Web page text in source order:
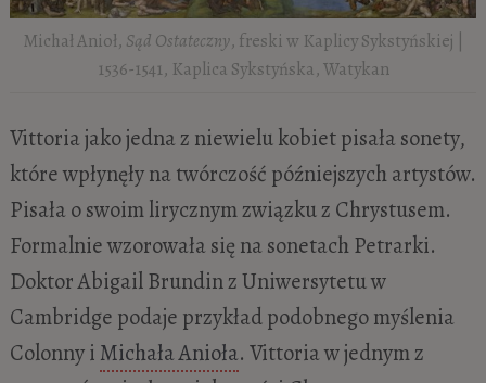
Michał Anioł, Sąd Ostateczny, freski w Kaplicy Sykstyńskiej |
1536-1541, Kaplica Sykstyńska, Watykan
Vittoria jako jedna z niewielu kobiet pisała sonety,
które wpłynęły na twórczość późniejszych artystów.
Pisała o swoim lirycznym związku z Chrystusem.
Formalnie wzorowała się na sonetach Petrarki.
Doktor Abigail Brundin z Uniwersytetu w
Cambridge podaje przykład podobnego myślenia
Colonny i Michała Anioła. Vittoria w jednym z